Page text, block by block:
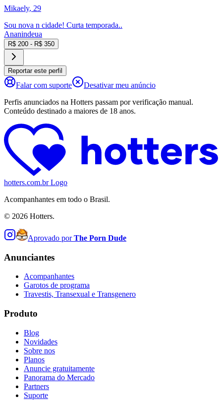
Mikaely, 29
Sou nova n cidade! Curta temporada..
Ananindeua
R$ 200 - R$ 350
Reportar este perfil
Falar com suporte
Desativar meu anúncio
Perfis anunciados na Hotters passam por verificação manual.
Conteúdo destinado a maiores de 18 anos.
hotters.com.br Logo
Acompanhantes em todo o Brasil.
© 2026 Hotters.
Aprovado por The Porn Dude
Anunciantes
Acompanhantes
Garotos de programa
Travestis, Transexual e Transgenero
Produto
Blog
Novidades
Sobre nos
Planos
Anuncie gratuitamente
Panorama do Mercado
Partners
Suporte